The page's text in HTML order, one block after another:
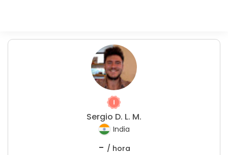
Sergio D. L. M.
India
- / hora